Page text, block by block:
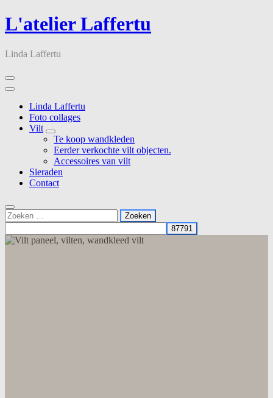
Skip
to
L'atelier Laffertu
Linda Laffertu
Linda Laffertu
Foto collages
Vilt
Te koop wandkleden
Eerder verkochte vilt objecten.
Accessoires van vilt
Sieraden
Contact
Zoeken
naar: